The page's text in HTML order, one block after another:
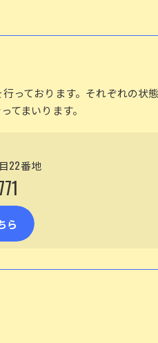
っております。それぞれの状
てまいります。
22番地
ら